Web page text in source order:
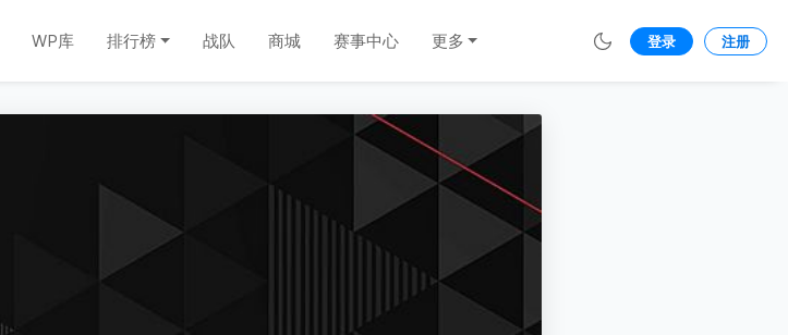
WP库 排行榜 战队 商城 赛事中心 更多 登录 注册